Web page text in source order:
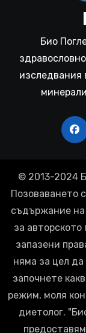
Био
изследвания
© 2013-2024
Позоваването
съдържание на
за
запазени
няма за цел
започнете
режим, моля
диетолог.